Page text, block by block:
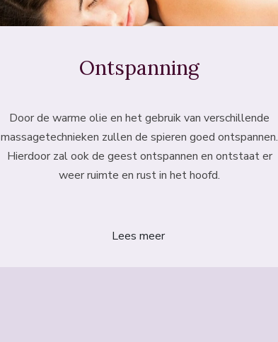
Ontspanning
Door de warme olie en het gebruik van verschillende
massagetechnieken zullen de spieren goed ontspannen.
Hierdoor zal ook de geest ontspannen en ontstaat er
weer ruimte en rust in het hoofd.
Lees meer